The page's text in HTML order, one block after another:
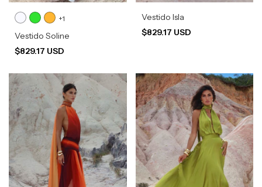
+1
Vestido Soline
$829.17 USD
Vestido Isla
$829.17 USD